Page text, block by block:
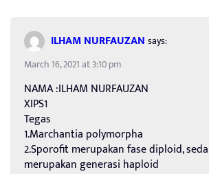
ILHAM NURFAUZAN says:
March 16, 2021 at 3:10 pm
NAMA :ILHAM NURFAUZAN
XIPS1
Tegas
1.Marchantia polymorpha
2.Sporofit merupakan fase diploid,
merupakan generasi haploid